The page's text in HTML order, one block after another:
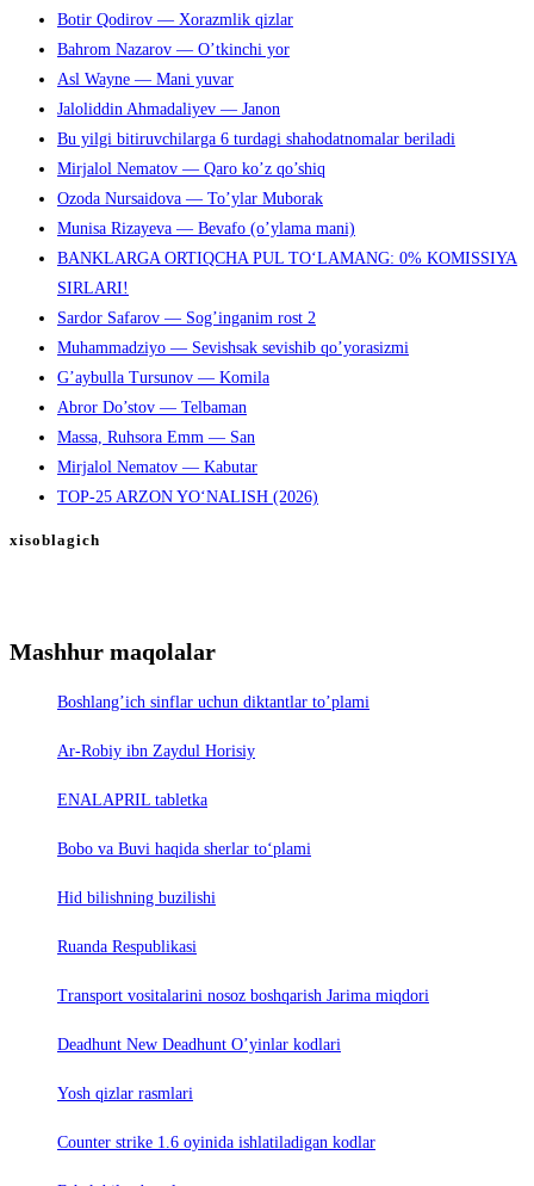
Botir Qodirov — Xorazmlik qizlar
Bahrom Nazarov — O’tkinchi yor
Asl Wayne — Mani yuvar
Jaloliddin Ahmadaliyev — Janon
Bu yilgi bitiruvchilarga 6 turdagi shahodatnomalar beriladi
Mirjalol Nematov — Qaro ko’z qo’shiq
Ozoda Nursaidova — To’ylar Muborak
Munisa Rizayeva — Bevafo (o’ylama mani)
BANKLARGA ORTIQCHA PUL TO‘LAMANG: 0% KOMISSIYA
SIRLARI!
Sardor Safarov — Sog’inganim rost 2
Muhammadziyo — Sevishsak sevishib qo’yorasizmi
G’aybulla Tursunov — Komila
Abror Do’stov — Telbaman
Massa, Ruhsora Emm — San
Mirjalol Nematov — Kabutar
TOP-25 ARZON YO‘NALISH (2026)
xisoblagich
Mashhur maqolalar
Boshlang’ich sinflar uchun diktantlar to’plami
Ar-Robiy ibn Zaydul Horisiy
ENALAPRIL tabletka
Bobo va Buvi haqida sherlar to‘plami
Hid bilishning buzilishi
Ruanda Respublikasi
Trаnsport vositаlаrini nosoz boshqаrish Jаrimа miqdori
Deadhunt New Deadhunt O’yinlar kodlari
Yosh qizlar rasmlari
Counter strike 1.6 oyinida ishlatiladigan kodlar